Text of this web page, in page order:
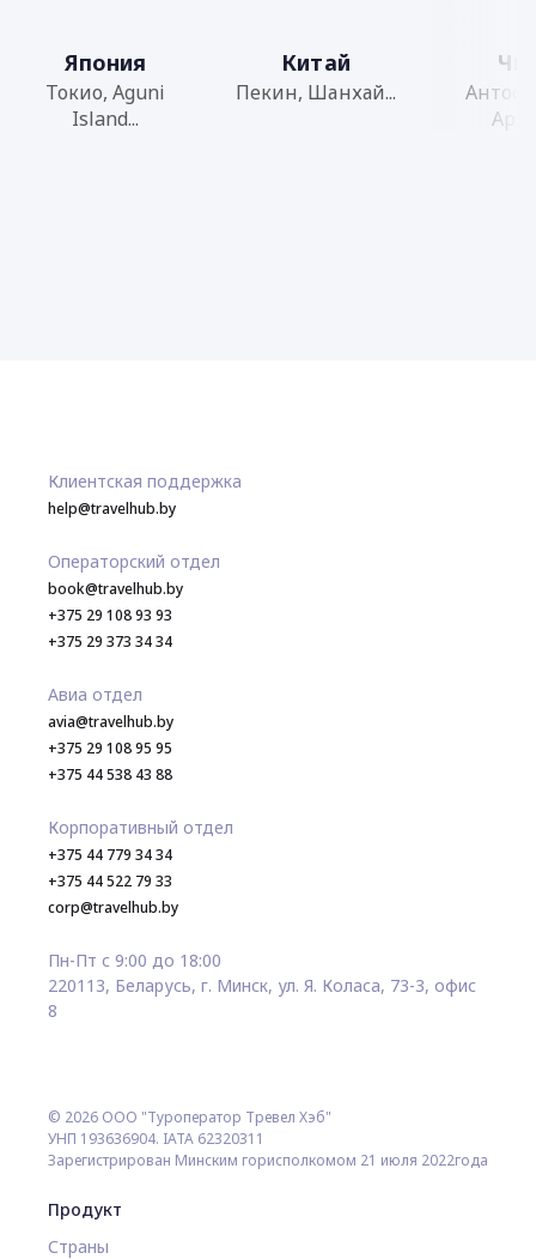
Япония
Токио, Aguni
Island...
Китай
Пекин, Шанхай...
Клиентская поддержка
help@travelhub.by
Операторский отдел
book@travelhub.by
+375 29 108 93 93
+375 29 373 34 34
Авиа отдел
avia@travelhub.by
+375 29 108 95 95
+375 44 538 43 88
Корпоративный отдел
+375 44 779 34 34
+375 44 522 79 33
corp@travelhub.by
Пн-Пт с 9:00 до 18:00
220113, Беларусь, г. Минск, ул. Я. Коласа, 73-3, офис
8
© 2026 ООО "Туроператор Тревел Хэб"
УНП 193636904. IATA 62320311
Зарегистрирован Минским горисполкомом 21 июля 2022года
Продукт
Страны